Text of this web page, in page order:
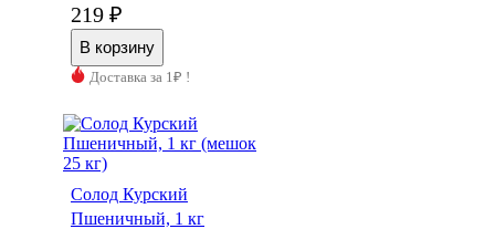
219 ₽
Доставка за 1₽ !
Солод Курский
Пшеничный, 1 кг